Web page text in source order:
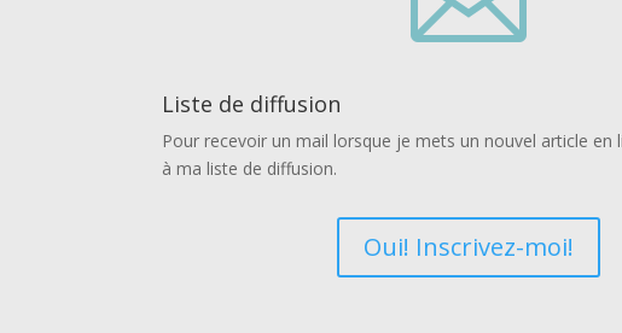
Liste de diffusion
Pour recevoir un mail lorsque je mets un nouvel article en
à ma liste de diffusion.
Oui! Inscrivez-moi!